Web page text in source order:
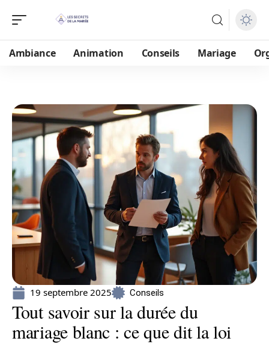
Ambiance Animation Conseils Mariage
19 septembre 2025 Conseils
Tout savoir sur la durée du
mariage blanc : ce que dit la loi